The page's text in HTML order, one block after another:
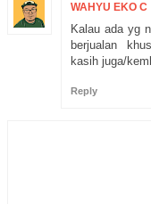
WAHYU EKO C
Kalau ada yg
berjualan
kasih juga/
Reply